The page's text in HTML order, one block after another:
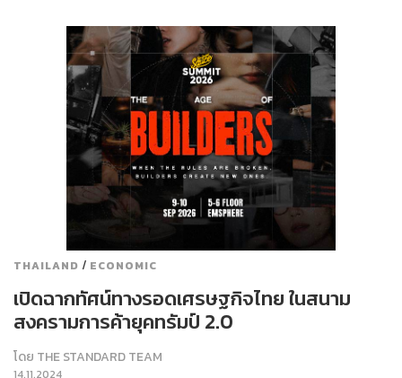
THAILAND / ECONOMIC
เปิดฉากทัศน์ทางรอดเศรษฐกิจไทย ในสนาม
สงครามการค้ายุคทรัมป์ 2.0
โดย THE STANDARD TEAM
14.11.2024